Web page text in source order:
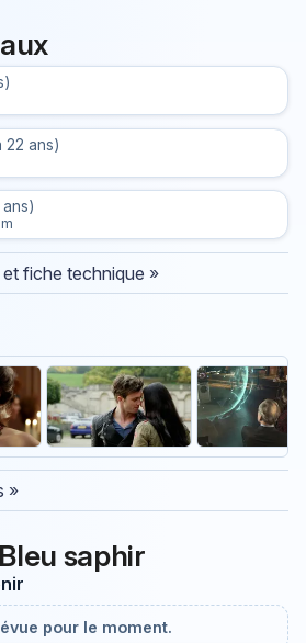
22 ans)
fiche technique »
»
saphir
pour le moment.